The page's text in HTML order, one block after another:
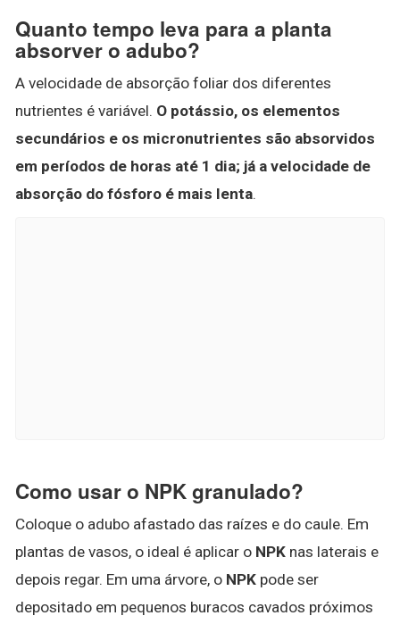
Quanto tempo leva para a planta
absorver o adubo?
A velocidade de absorção foliar dos diferentes
nutrientes é variável. O potássio, os elementos
secundários e os micronutrientes são absorvidos
em períodos de horas até 1 dia; já a velocidade de
absorção do fósforo é mais lenta.
Como usar o NPK granulado?
Coloque o adubo afastado das raízes e do caule. Em
plantas de vasos, o ideal é aplicar o NPK nas laterais e
depois regar. Em uma árvore, o NPK pode ser
depositado em pequenos buracos cavados próximos